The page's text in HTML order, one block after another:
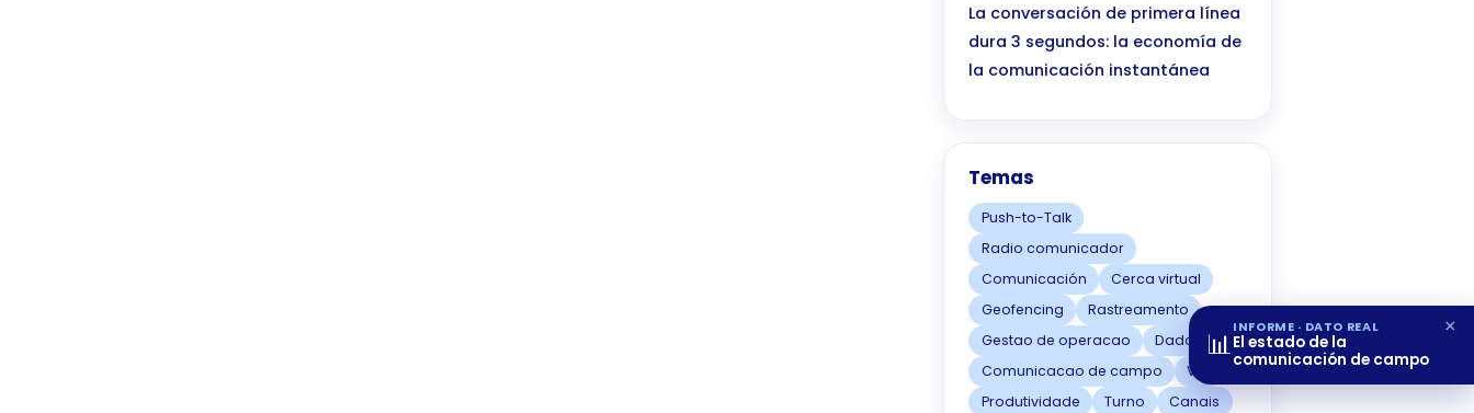
La conversación de primera línea
dura 3 segundos: la economía de
la comunicación instantánea
Temas
Push-to-Talk
Radio comunicador
Comunicación
Cerca virtual
Geofencing
Rastreamento
Gestao de operacao
Dados
Comunicacao de campo
Voz
Produtividade
Turno
Canais
📊 INFORME · DATO REAL
El estado de la
comunicación de campo
×